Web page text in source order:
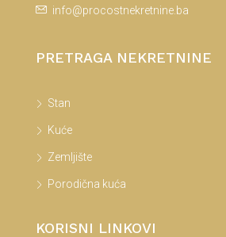
info@procostnekretnine.ba
PRETRAGA NEKRETNINE
Stan
Kuće
Zemljište
Porodična kuća
KORISNI LINKOVI